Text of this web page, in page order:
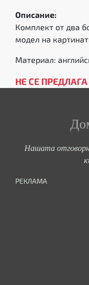
Описание:
Комплект от два
модел на
Материал:
НЕ СЕ ПРЕДЛАГА
Нашата
РЕКЛАМА